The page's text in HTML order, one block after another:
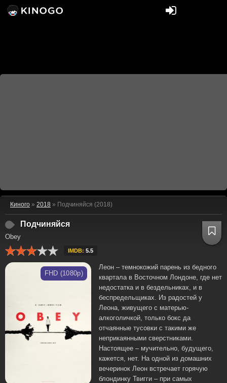
Киного » 2018 » Подчиняйся (2018)
Подчиняйся
Obey
IMDB: 5.5
FHD (1080p)
Леон – темнокожий парень из бедного
квартала в Восточном Лондоне, где нет
недостатка и в бездельниках, и в
беспредельщиках. Из радостей у
Леона, живущего с матерью-
алкоголичкой, только бокс да
отчаянные тусовки с такими же
неприкаянными сверстниками.
Настоящее – мучительно, будущего,
кажется, нет. На одной из домашних
вечеринок Леон встречает горячую
блондинку Твигги – при самых